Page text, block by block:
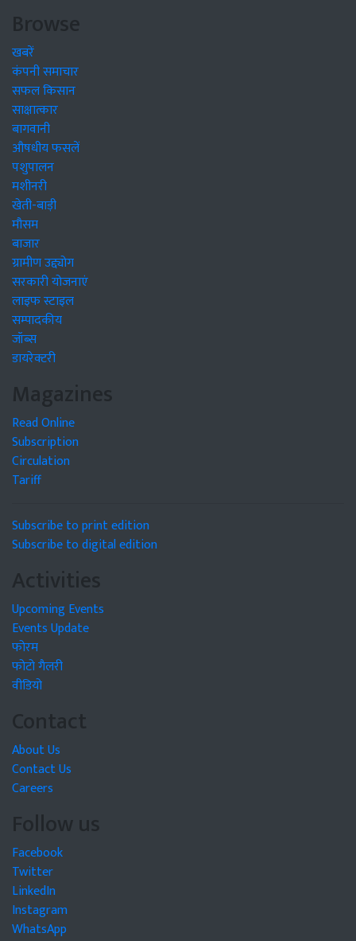
Browse
खबरें
कंपनी समाचार
सफल किसान
साक्षात्कार
बागवानी
औषधीय फसलें
पशुपालन
मशीनरी
खेती-बाड़ी
मौसम
बाजार
ग्रामीण उद्द्योग
सरकारी योजनाएं
लाइफ स्टाइल
सम्पादकीय
जॉब्स
डायरेक्टरी
Magazines
Read Online
Subscription
Circulation
Tariff
Subscribe to print edition
Subscribe to digital edition
Activities
Upcoming Events
Events Update
फोरम
फोटो गैलरी
वीडियो
Contact
About Us
Contact Us
Careers
Follow us
Facebook
Twitter
LinkedIn
Instagram
WhatsApp